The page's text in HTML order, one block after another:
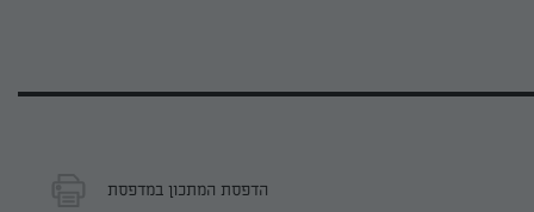
הדפסת המתכון במדפסת